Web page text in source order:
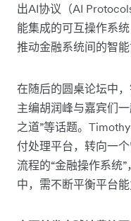
出AI协议（AI
能集成的可互操作系
推动金融系统间的智能
在随后的圆桌论坛中
主编胡润峰与嘉宾们
之道”等话题。
付处理平台，转向一
流程的“金融操作系统
中，需不断平衡平台能